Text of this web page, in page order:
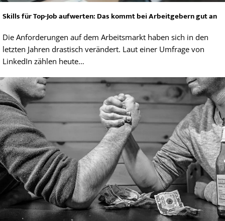
Skills für Top-Job aufwerten: Das kommt bei Arbeitgebern gut an
Die Anforderungen auf dem Arbeitsmarkt haben sich in den
letzten Jahren drastisch verändert. Laut einer Umfrage von
LinkedIn zählen heute…